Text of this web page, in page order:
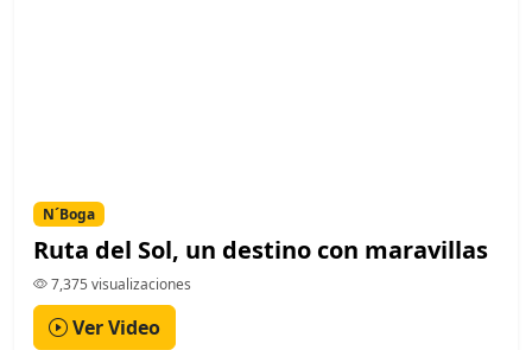
N´Boga
Ruta del Sol, un destino con maravillas
7,375 visualizaciones
Ver Video